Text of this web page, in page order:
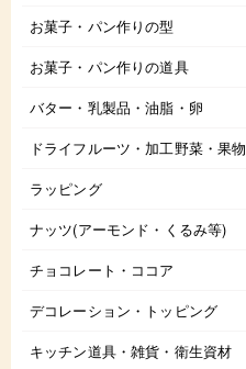
お菓子・パン作りの型
お菓子・パン作りの道具
バター・乳製品・油脂・卵
ドライフルーツ・加工野菜・果物
ラッピング
ナッツ(アーモンド・くるみ等)
チョコレート・ココア
デコレーション・トッピング
キッチン道具・雑貨・衛生資材